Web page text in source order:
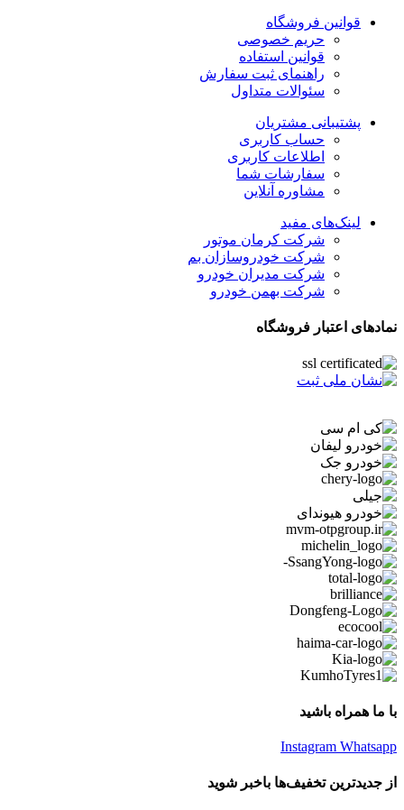
قوانین فروشگاه
حریم خصوصی
قوانین استفاده
راهنمای ثبت سفارش
سئوالات متداول
پشتیبانی مشتریان
حساب کاربری
اطلاعات کاربری
سفارشات شما
مشاوره آنلاین
لینک‌های مفید
شرکت کرمان موتور
شرکت خودروسازان بم
شرکت مدیران خودرو
شرکت بهمن خودرو
نمادهای اعتبار فروشگاه
با ما همراه باشید
Instagram Whatsapp
از جدیدترین تخفیف‌ها باخبر شوید